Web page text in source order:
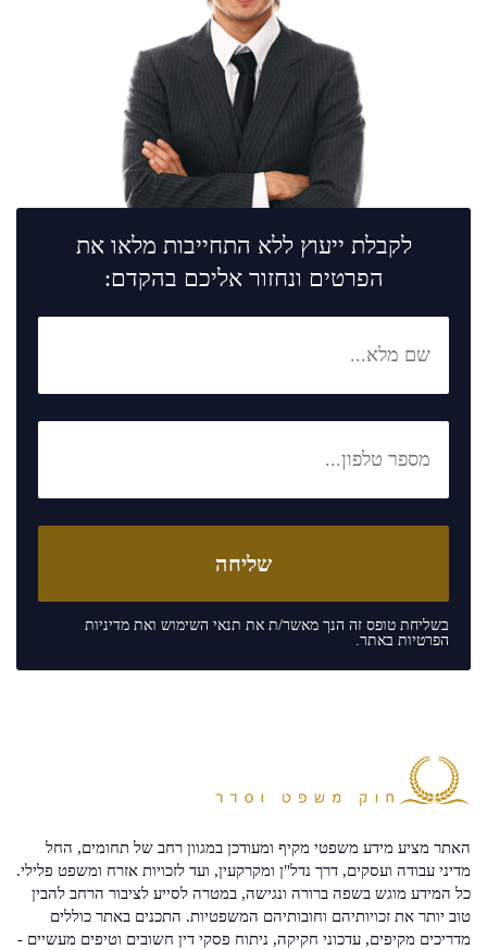
לקבלת ייעוץ ללא התחייבות מלאו את
הפרטים ונחזור אליכם בהקדם:
בשליחת טופס זה הנך מאשר/ת את תנאי השימוש ואת מדיניות
הפרטיות באתר.
האתר מציע מידע משפטי מקיף ומעודכן במגוון רחב של תחומים, החל
מדיני עבודה ועסקים, דרך נדל"ן ומקרקעין, ועד לזכויות אזרח ומשפט פלילי.
כל המידע מוגש בשפה ברורה ונגישה, במטרה לסייע לציבור הרחב להבין
טוב יותר את זכויותיהם וחובותיהם המשפטיות. התכנים באתר כוללים
מדריכים מקיפים, עדכוני חקיקה, ניתוח פסקי דין חשובים וטיפים מעשיים -